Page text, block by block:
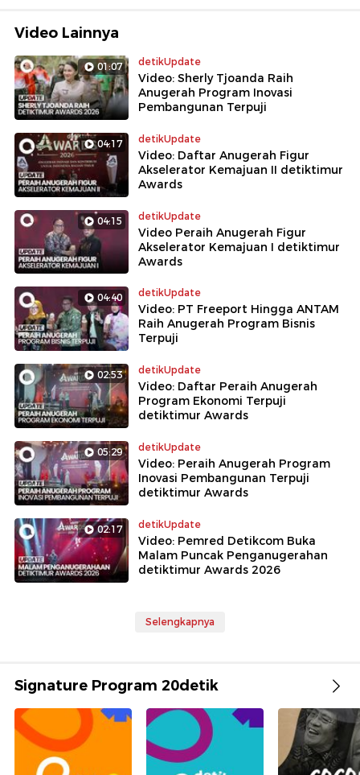
Video Lainnya
01:07 detikUpdate
Video: Sherly Tjoanda Raih
Anugerah Program Inovasi
Pembangunan Terpuji
04:17 detikUpdate
Video: Daftar Anugerah Figur
Akselerator Kemajuan II detiktimur
Awards
04:15 detikUpdate
Video Peraih Anugerah Figur
Akselerator Kemajuan I detiktimur
Awards
04:40 detikUpdate
Video: PT Freeport Hingga ANTAM
Raih Anugerah Program Bisnis
Terpuji
02:53 detikUpdate
Video: Daftar Peraih Anugerah
Program Ekonomi Terpuji
detiktimur Awards
05:29 detikUpdate
Video: Peraih Anugerah Program
Inovasi Pembangunan Terpuji
detiktimur Awards
02:17 detikUpdate
Video: Pemred Detikcom Buka
Malam Puncak Penganugerahan
detiktimur Awards 2026
Selengkapnya
Signature Program 20detik